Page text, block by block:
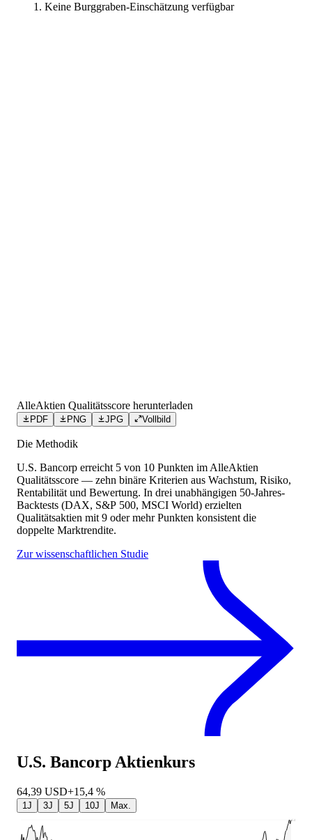
Keine Burggraben-Einschätzung verfügbar
AlleAktien Qualitätsscore herunterladen
PDF PNG JPG Vollbild
Die Methodik
U.S. Bancorp erreicht 5 von 10 Punkten im AlleAktien
Qualitätsscore — zehn binäre Kriterien aus Wachstum, Risiko,
Rentabilität und Bewertung. In drei unabhängigen 50-Jahres-
Backtests (DAX, S&P 500, MSCI World) erzielten
Qualitätsaktien mit 9 oder mehr Punkten konsistent die
doppelte Marktrendite.
Zur wissenschaftlichen Studie
U.S. Bancorp Aktienkurs
64,39 USD+15,4 %
1J 3J 5J 10J Max.
64,47